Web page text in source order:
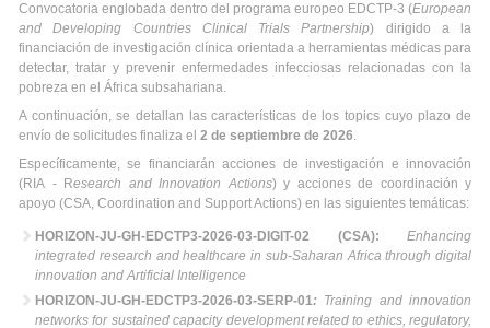
Convocatoria englobada dentro del programa europeo EDCTP-3 (European
and Developing Countries Clinical Trials Partnership) dirigido a la
financiación de investigación clínica orientada a herramientas médicas para
detectar, tratar y prevenir enfermedades infecciosas relacionadas con la
pobreza en el África subsahariana.
A continuación, se detallan las características de los topics cuyo plazo de
envío de solicitudes finaliza el 2 de septiembre de 2026.
Específicamente, se financiarán acciones de investigación e innovación
(RIA - Research and Innovation Actions) y acciones de coordinación y
apoyo (CSA, Coordination and Support Actions) en las siguientes temáticas:
HORIZON-JU-GH-EDCTP3-2026-03-DIGIT-02 (CSA):
Enhancing
integrated research and healthcare in sub-Saharan Africa through digital
innovation and Artificial Intelligence
HORIZON-JU-GH-EDCTP3-2026-03-SERP-01: Training and innovation
networks for sustained capacity development related to ethics, regulatory,